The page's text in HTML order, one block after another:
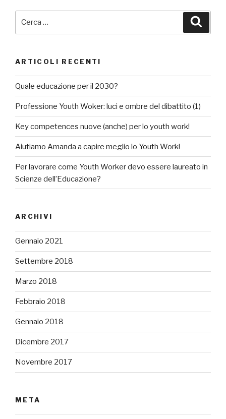
ARTICOLI RECENTI
Quale educazione per il 2030?
Professione Youth Woker: luci e ombre del dibattito (1)
Key competences nuove (anche) per lo youth work!
Aiutiamo Amanda a capire meglio lo Youth Work!
Per lavorare come Youth Worker devo essere laureato in
Scienze dell’Educazione?
ARCHIVI
Gennaio 2021
Settembre 2018
Marzo 2018
Febbraio 2018
Gennaio 2018
Dicembre 2017
Novembre 2017
META